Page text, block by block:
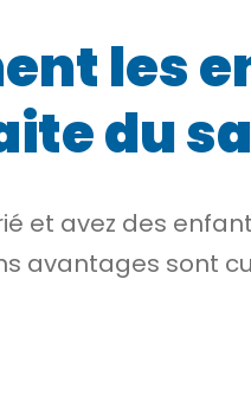
les
du
et avez des
avantages sont